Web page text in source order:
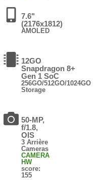
7.6"
(2176x1812)
AMOLED
12GO
Snapdragon 8+
Gen 1 SoC
256GO/512GO/1024GO
Storage
50-MP,
f/1.8,
OIS
3 Arrière
Cameras
CAMERA
HW
score:
155